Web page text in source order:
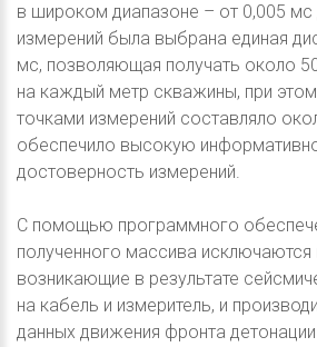
в широком диапазоне – от 0,005
измерений была выбрана единая
мс, позволяющая получать около
на каждый метр скважины, при
точками измерений составляло
обеспечило высокую
достоверность измерений.
С помощью программного
полученного массива
возникающие в результате
на кабель и измеритель, и
данных движения фронта